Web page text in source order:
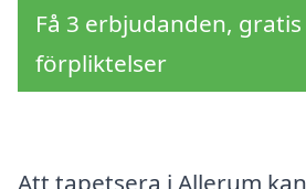
Få 3 erbjudanden,
förpliktelser